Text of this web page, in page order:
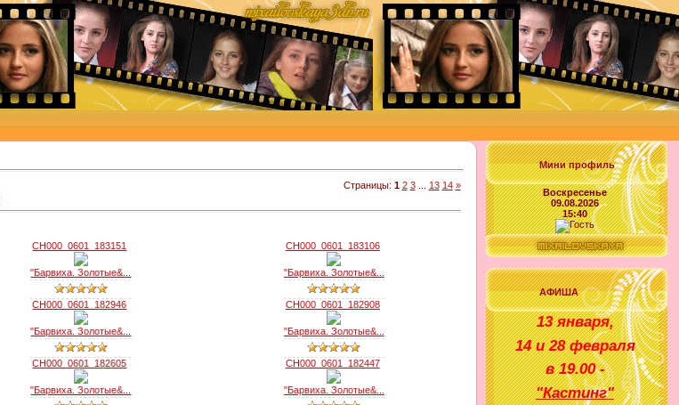
Страницы: 1 2 3 13 14 »
CH000_0601_183151
"Барвиха. Золотые&...
CH000_0601_183106
"Барвиха. Золотые&...
CH000_0601_182946
"Барвиха. Золотые&...
CH000_0601_182908
"Барвиха. Золотые&...
CH000_0601_182605
"Барвиха. Золотые&...
CH000_0601_182447
"Барвиха. Золотые&...
Мини профиль
Воскресенье
09.08.2026
15:40
АФИША
13 января,
14 и 28 февраля
в19.00 -
"Кастинг"